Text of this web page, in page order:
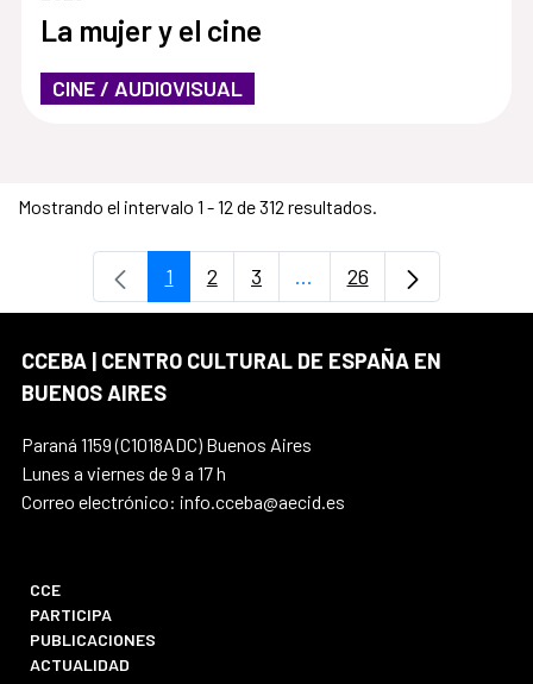
La mujer y el cine
CINE / AUDIOVISUAL
Mostrando el intervalo 1 - 12 de 312 resultados.
Página
1 Página
2 Página
3 ...Páginas intermedias
Página
26
CCEBA | CENTRO CULTURAL DE ESPAÑA EN
BUENOS AIRES
Paraná 1159 (C1018ADC) Buenos Aires
Lunes a viernes de 9 a 17 h
Correo electrónico: info.cceba@aecid.es
CCE
PARTICIPA
PUBLICACIONES
ACTUALIDAD